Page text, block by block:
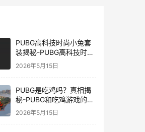
PUBG高科技时尚小兔套
装揭秘-PUBG高科技时尚
小兔套装的潮流与科技结
2026年5月15日
PUBG是吃鸡吗？真相揭
秘-PUBG和吃鸡游戏的区
别与联系
2026年5月15日